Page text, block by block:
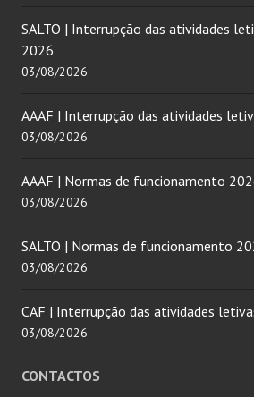
SALTO | Interrupção das atividades
2026
03/08/2026
AAAF | Interrupção das atividades
03/08/2026
AAAF | Normas de funcionamento
03/08/2026
SALTO | Normas de funcionamento
03/08/2026
CAF | Interrupção das atividades
03/08/2026
CONTACTOS